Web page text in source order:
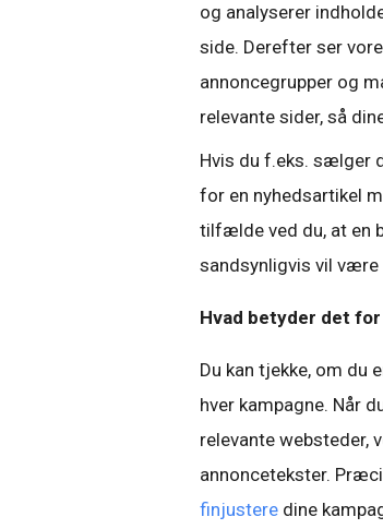
og analyserer
side. Derefter ser
annoncegrupper og
relevante sider, så
Hvis du f.eks. sælger
for en nyhedsartikel
tilfælde ved du, at en
sandsynligvis vil være
Hvad betyder det for
Du kan tjekke, om du
hver kampagne. Når
relevante websteder,
annoncetekster.
finjustere dine